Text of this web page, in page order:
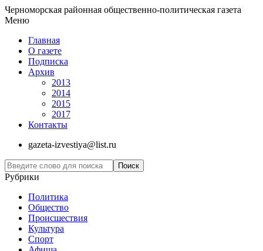
Черноморская районная общественно-политическая газета
Меню
Главная
О газете
Подписка
Архив
2013
2014
2015
2017
Контакты
gazeta-izvestiya@list.ru
Рубрики
Политика
Общество
Проиcшествия
Культура
Спорт